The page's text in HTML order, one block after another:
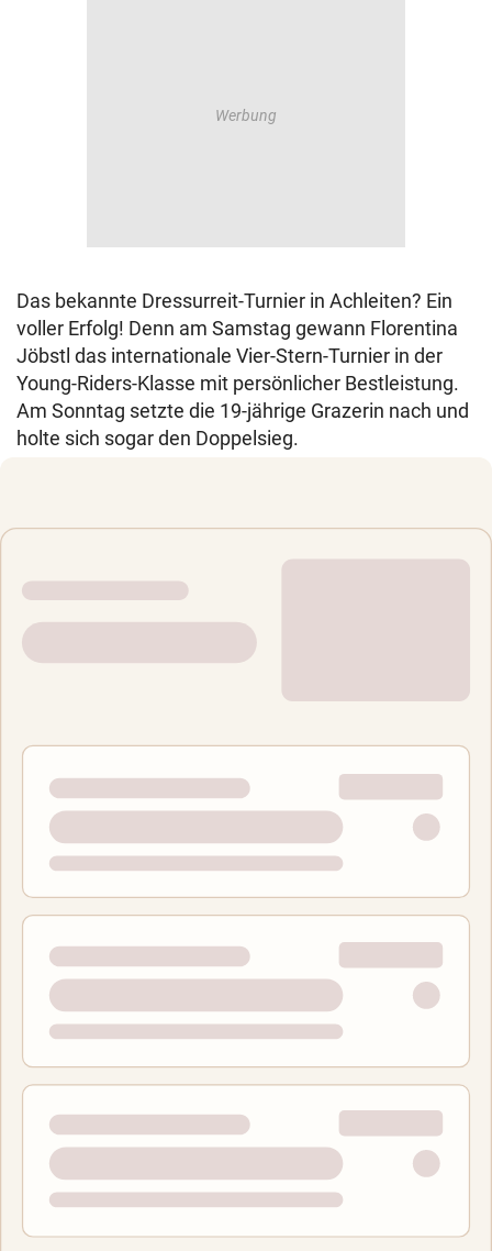
Das bekannte Dressurreit-Turnier in Achleiten? Ein
voller Erfolg! Denn am Samstag gewann Florentina
Jöbstl das internationale Vier-Stern-Turnier in der
Young-Riders-Klasse mit persönlicher Bestleistung.
Am Sonntag setzte die 19-jährige Grazerin nach und
holte sich sogar den Doppelsieg.